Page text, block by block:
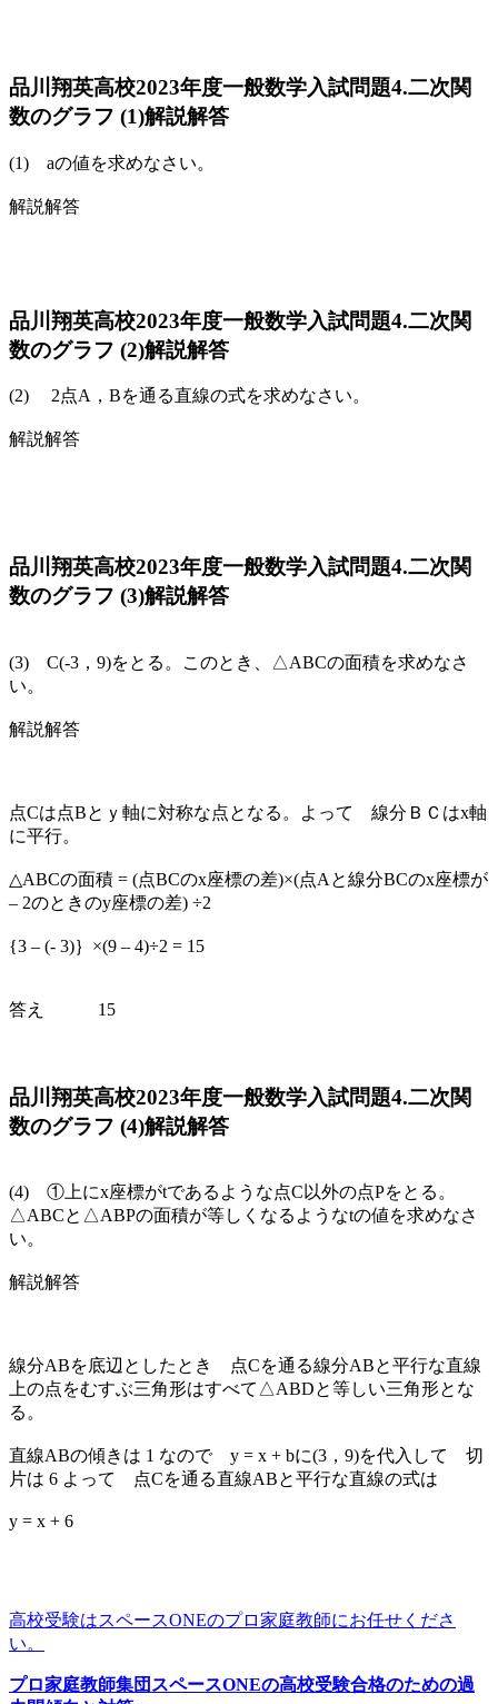
品川翔英高校2023年度一般数学入試問題4.二次関
数のグラフ (1)解説解答
(1) aの値を求めなさい。
解説解答
品川翔英高校2023年度一般数学入試問題4.二次関
数のグラフ (2)解説解答
(2) 2点A，Bを通る直線の式を求めなさい。
解説解答
品川翔英高校2023年度一般数学入試問題4.二次関
数のグラフ (3)解説解答
(3) C(-3，9)をとる。このとき、△ABCの面積を求めなさ
い。
解説解答
点Cは点Bとｙ軸に対称な点となる。よって 線分ＢＣはx軸
に平行。
△ABCの面積 = (点BCのx座標の差)×(点Aと線分BCのx座標が
– 2のときのy座標の差) ÷2
{3 – (- 3)｝×(9 – 4)÷2 = 15
答え 15
品川翔英高校2023年度一般数学入試問題4.二次関
数のグラフ (4)解説解答
(4) ①上にx座標がtであるような点C以外の点Pをとる。
△ABCと△ABPの面積が等しくなるようなtの値を求めなさ
い。
解説解答
線分ABを底辺としたとき 点Cを通る線分ABと平行な直線
上の点をむすぶ三角形はすべて△ABDと等しい三角形とな
る。
直線ABの傾きは 1 なので y = x + bに(3，9)を代入して 切
片は 6 よって 点Cを通る直線ABと平行な直線の式は
y = x + 6
高校受験はスペースONEのプロ家庭教師にお任せくださ
い。
プロ家庭教師集団スペースONEの高校受験合格のための過